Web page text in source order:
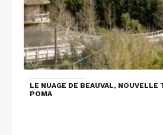
LE NUAGE DE BEAUVAL, NOUVELLE
POMA